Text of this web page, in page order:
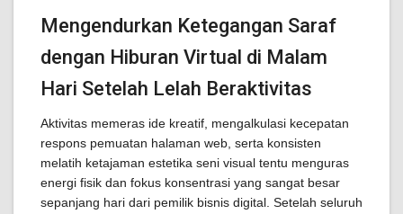
Mengendurkan Ketegangan Saraf
dengan Hiburan Virtual di Malam
Hari Setelah Lelah Beraktivitas
Aktivitas memeras ide kreatif, mengalkulasi kecepatan
respons pemuatan halaman web, serta konsisten
melatih ketajaman estetika seni visual tentu menguras
energi fisik dan fokus konsentrasi yang sangat besar
sepanjang hari dari pemilik bisnis digital. Setelah seluruh